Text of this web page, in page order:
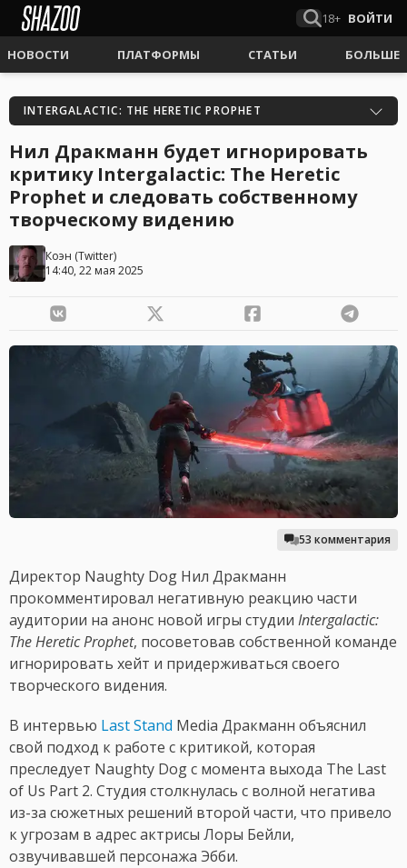
18+ ВОЙТИ
НОВОСТИ ПЛАТФОРМЫ СТАТЬИ БОЛЬШЕ
INTERGALACTIC: THE HERETIC PROPHET
Нил Дракманн будет игнорировать
критику Intergalactic: The Heretic
Prophet и следовать собственному
творческому видению
Коэн (Twitter)
14:40, 22 мая 2025
53 комментария
Директор Naughty Dog Нил Дракманн
прокомментировал негативную реакцию части
аудитории на анонс новой игры студии Intergalactic:
The Heretic Prophet, посоветовав собственной команде
игнорировать хейт и придерживаться своего
творческого видения.
В интервью Last Stand Media Дракманн объяснил
свой подход к работе с критикой, которая
преследует Naughty Dog с момента выхода The Last
of Us Part 2. Студия столкнулась с волной негатива
из-за сюжетных решений второй части, что привело
к угрозам в адрес актрисы Лоры Бейли,
озвучивавшей персонажа Эбби.